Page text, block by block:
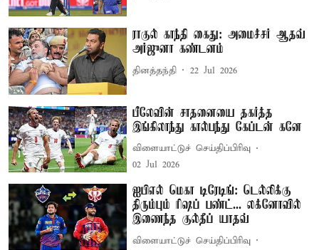
ராகுல் காந்தி கைது: அமைச்சர் ஆதவ்
அர்ஜுனா கண்டனம்
தினத்தந்தி 22 Jul 2026
பீலேவின் சாதனையை தகர்த்த
இங்கிலாந்து கால்பந்து கேப்டன் கனே
விளையாட்டுச் செய்திப்பிரிவு
02 Jul 2026
ஐபிஎல் மெகா டிரேடிங்: டெல்லிக்கு
திரும்பும் ரிஷப் பண்ட்... லக்னோவில்
இணைந்த குல்தீப் யாதவ்
விளையாட்டுச் செய்திப்பிரிவு